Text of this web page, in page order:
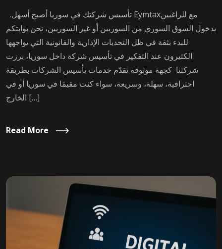
.تأسيس شركتك في سوريا أصبح أسهل Eymtaxمع للراغبين
بدخول السوق السوري من السوريين أو غير السوريين، نحن بوابتكم
للبدء بثقة في ظل التحديات الإدارية والقانونية التي يواجهها
الكثيرون عند التفكير في تأسيس شركة داخل سوريا، برزت
شركتنا كجهة موثوقة تقدّم خدمات تأسيس الشركات بطريقة
احترافية، سهلة، وسريعة، سواء كنت مقيمًا في سوريا أو في
الخارج […]
Read More